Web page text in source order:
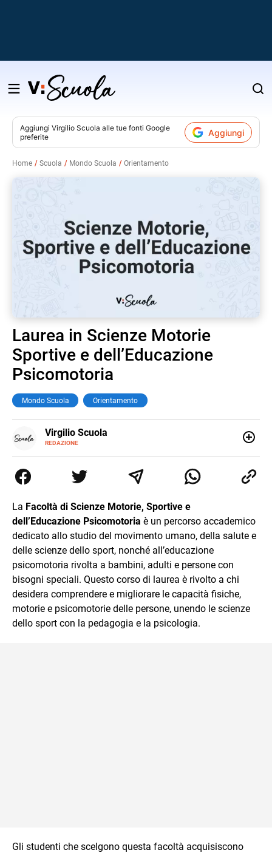
Salta
contenuto
Aggiungi Virgilio Scuola alle tue fonti Google
preferite
Aggiungi
Home Scuola Mondo Scuola Orientamento
Laurea in Scienze Motorie
Sportive e dell’Educazione
Psicomotoria
Mondo Scuola Orientamento
Virgilio Scuola
REDAZIONE
E-
MAIL
INSTAGRAM
SITI
nell’apprendimento gli studenti di ogni ordine e grado
scolastico: un hub dedicato non solo giovani studenti, ma
esercizi online, video di approfondimento e infografiche.
Ogni lezione è pensata e realizzata da docenti esperti
della propria materia che trattano tutti gli argomenti
affrontati dagli studenti durante il percorso scolastico,
anche quelli più ostici, con un linguaggio semplice e
immediato e l'ausilio di contenuti multimediali a supporto
della spiegazione testuale.
La Facoltà di Scienze Motorie, Sportive e
dell’Educazione Psicomotoria è un percorso accademico
dedicato allo studio del movimento umano, della salute e
delle scienze dello sport, nonché all’educazione
psicomotoria rivolta a bambini, adulti e persone con
bisogni speciali. Questo corso di laurea è rivolto a chi
desidera comprendere e migliorare le capacità fisiche,
motorie e psicomotorie delle persone, unendo le scienze
dello sport con la pedagogia e la psicologia.
Gli studenti che scelgono questa facoltà acquisiscono